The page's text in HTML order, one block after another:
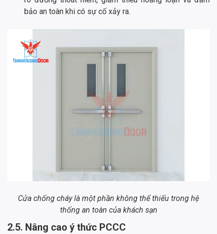
bảo an toàn khi có sự cố xảy ra.
Cửa chống cháy là một phần không thể thiếu trong hệ
thống an toàn của khách sạn
2.5. Nâng cao ý thức PCCC